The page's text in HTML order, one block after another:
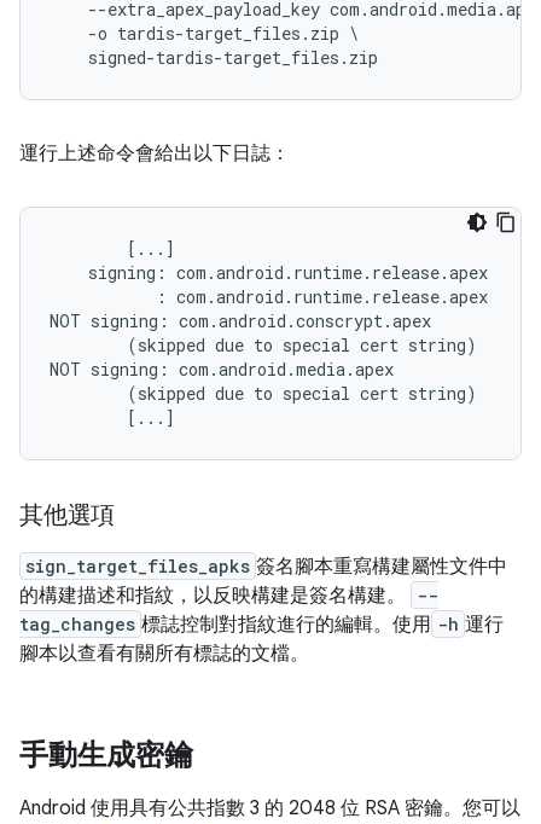
--extra_apex_payload_key
    -o tardis-target_files.zip \
    signed-tardis-target_files.zip
運行上述命令會給出以下日誌：
        [...]
signing: com.android.runtime.release.apex
: com.android.runtime.release.apex
NOT signing: com.android.conscrypt.apex
        (skipped due to special cert string)
NOT signing: com.android.media.apex
        (skipped due to special cert string)
其他選項
sign_target_files_apks 簽名腳本重寫構建屬性文件中
的構建描述和指紋，以反映構建是簽名構建。
--
tag_changes 標誌控制對指紋進行的編輯。使用 -h 運行
腳本以查看有關所有標誌的文檔。
手動生成密鑰
Android 使用具有公共指數 3 的 2048 位 RSA 密鑰。您可以